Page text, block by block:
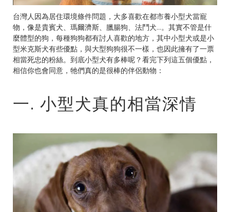
台灣人因為居住環境條件問題，大多喜歡在都市養小型犬當寵
物，像是貴賓犬、瑪爾濟斯、臘腸狗、法鬥犬…。其實不管是什
麼體型的狗，每種狗狗都有討人喜歡的地方，其中小型犬或是小
型米克斯犬有些優點，與大型狗狗很不一樣，也因此擁有了一票
相當死忠的粉絲。到底小型犬有多棒呢？看完下列這五個優點，
相信你也會同意，牠們真的是很棒的伴侶動物：
一. 小型犬真的相當深情